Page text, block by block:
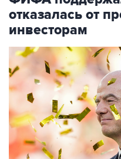
отказалась от
инвесторам